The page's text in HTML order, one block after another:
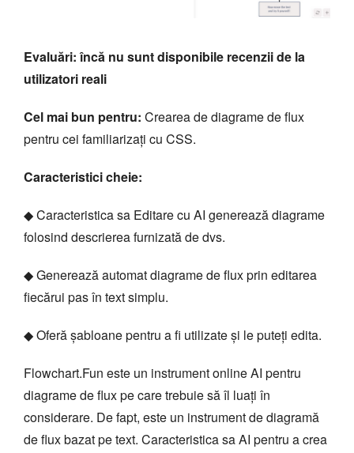
Evaluări: încă nu sunt disponibile recenzii de la
utilizatori reali
Cel mai bun pentru: Crearea de diagrame de flux
pentru cei familiarizați cu CSS.
Caracteristici cheie:
◆ Caracteristica sa Editare cu AI generează diagrame
folosind descrierea furnizată de dvs.
◆ Generează automat diagrame de flux prin editarea
fiecărui pas în text simplu.
◆ Oferă șabloane pentru a fi utilizate și le puteți edita.
Flowchart.Fun este un instrument online AI pentru
diagrame de flux pe care trebuie să îl luați în
considerare. De fapt, este un instrument de diagramă
de flux bazat pe text. Caracteristica sa AI pentru a crea